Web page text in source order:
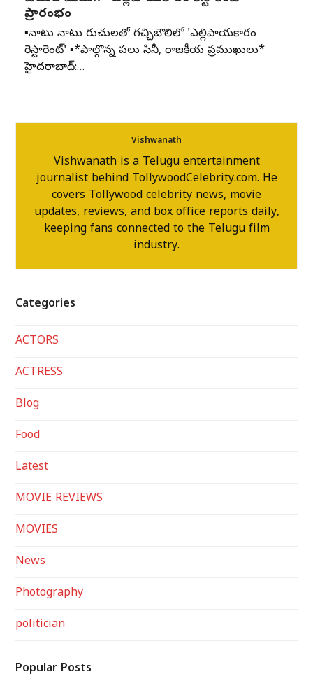
ప్రారంభం
▪️నాటు నాటు రుచులతో గచ్చిబౌలిలో 'ఎల్లిపాయకారం
రెస్టారెంట్' ▪️*పాల్గొన్న పలు సినీ, రాజకీయ ప్రముఖులు*
హైదరాబాద్:…
Vishwanath
Vishwanath is a Telugu entertainment
journalist behind TollywoodCelebrity.com. He
covers Tollywood celebrity news, movie
updates, reviews, and box office reports daily,
keeping fans connected to the Telugu film
industry.
Categories
ACTORS
ACTRESS
Blog
Food
Latest
MOVIE REVIEWS
MOVIES
News
Photography
politician
Popular Posts